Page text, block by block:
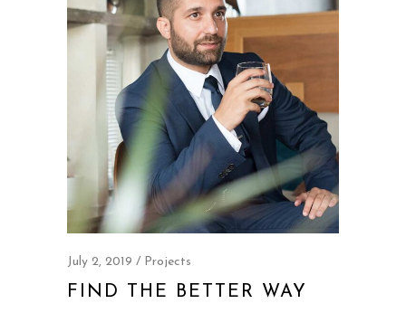
July 2, 2019 Projects
FIND THE BETTER WAY